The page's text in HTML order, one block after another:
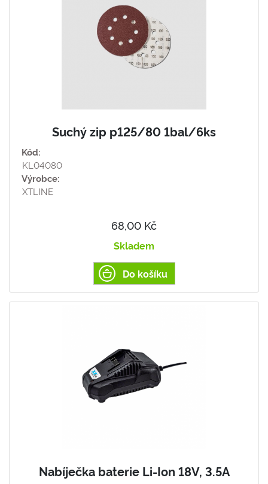
Suchý zip p125/80 1bal/6ks
Kód:
KL04080
Výrobce:
XTLINE
68,00 Kč
Skladem
Do košíku
Nabíječka baterie Li-Ion 18V, 3.5A